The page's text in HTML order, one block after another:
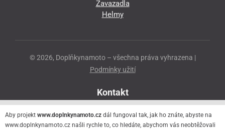
Zavazadla
Helmy
© 2026, Doplňkynamoto – všechna práva vyhrazena |
Podmínky užití
Kontakt
Přeloučská 86
530 06 Pardubice - Staré Čivice
Aby projekt www.doplnkynamoto.cz dál fungoval tak, jak ho znáte, abyste na
www.doplnkynamoto.cz našli rychle to, co hledáte, abychom vás neobtěžovali